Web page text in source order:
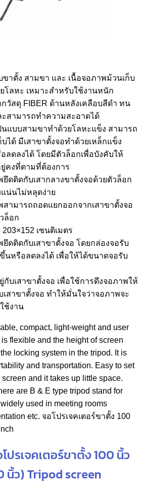
าตั้ง สามขา และ เนื้อจอภาพม้วนเก็บ
โลหะ เหมาะสำหรับใช้งานหนัก
วัสดุ FIBER ด้านหลังเคลือบสีดำ ทน
สามารถทำความสะอาดได้
นแบบสามขาทำด้วยโลหะแข็ง สามารถ
ได้ มีเสาขาตั้งจอทำด้วยเหล็กแข็ง
ลดลงได้ โดยมีตัวล็อกเพื่อบังคับให้
คงที่ตามที่ต้องการ
ดติดกับเสากลางขาตั้งจอด้วยตัวล็อก
น่นไม่หลุดง่าย
สามารถถอดแยกออกจากเสาขาตั้งจอ
ล็อก
เซนติเมตร
ดติดกับเสาขาตั้งจอ โดยกล่องจอรับ
นหรือลดลงได้ เพื่อให้ได้ขนาดจอรับ
บเสาขาตั้งจอ เพื่อใช้การดึงจอภาพให้
เสาขาตั้งจอ ทำให้มั่นใจว่าจอภาพจะ
ช้งาน
compact, light-weight and user
flexible and the height of screen
locking system in the tripod. It is
and transportation. Easy to set
and it takes up little space.
are B & E type tripod stand for
used in meeting rooms
etc. จอโปรเจคเตอร์ขาตั้ง 100
ปรเจคเตอร์ขาตั้ง 100 นิ้ว
นิ้ว) Tripod screen